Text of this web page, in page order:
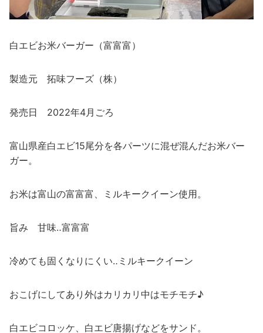
白エビお米バーガー（富富富）
製造元 拓味フーズ（株）
発売日 2022年4月ごろ
富山県産白エビ15尾分を各パーツに混ぜ混んだお米バー
ガー。
お米は富山の富富富、ミルキークイーン使用。
旨み 甘味‥富富富
冷めても固くなりにくい‥ミルキークイーン
おこげにしてあり外はカリカリ中はモチモチ♪
白エビコロッケ、白エビ唐揚げなどをサンド。